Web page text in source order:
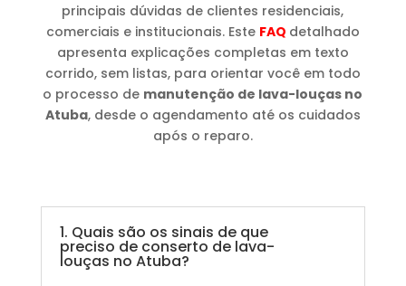
principais dúvidas de clientes residenciais,
comerciais e institucionais. Este FAQ detalhado
apresenta explicações completas em texto
corrido, sem listas, para orientar você em todo
o processo de manutenção de lava-louças no
Atuba, desde o agendamento até os cuidados
após o reparo.
1. Quais são os sinais de que
preciso de conserto de lava-
louças no Atuba?